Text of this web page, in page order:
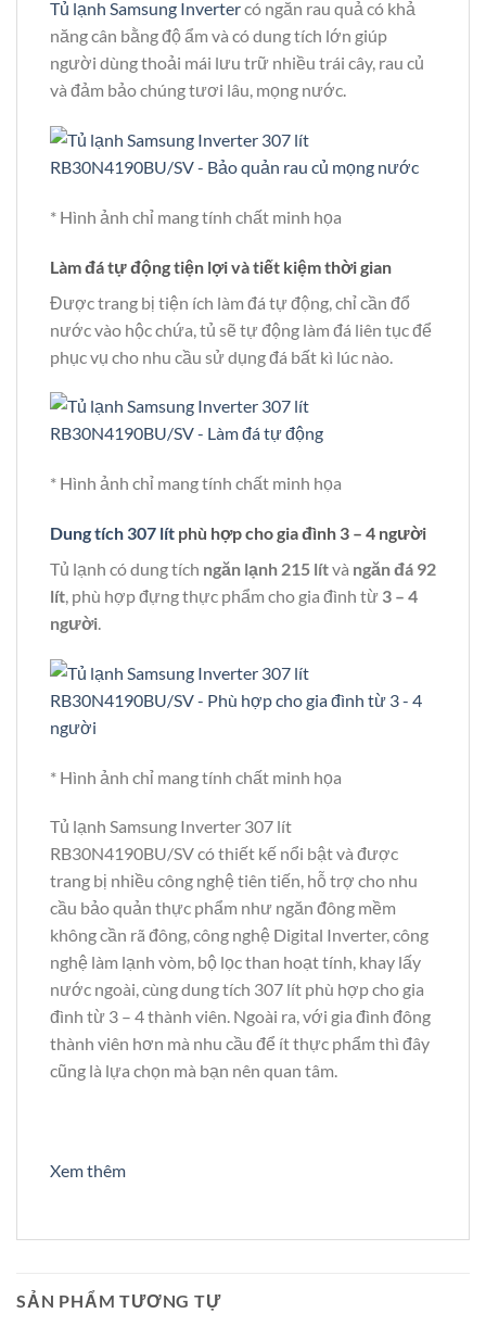
Tủ lạnh Samsung Invertercó ngăn rau quả có khả
năng cân bằng độ ẩm và có dung tích lớn giúp
người dùng thoải mái lưu trữ nhiều trái cây, rau củ
và đảm bảo chúng tươi lâu, mọng nước.
* Hình ảnh chỉ mang tính chất minh họa
Làm đá tự động tiện lợi và tiết kiệm thời gian
Được trang bị tiện ích làm đá tự động, chỉ cần đổ
nước vào hộc chứa, tủ sẽ tự động làm đá liên tục để
phục vụ cho nhu cầu sử dụng đá bất kì lúc nào.
* Hình ảnh chỉ mang tính chất minh họa
Dung tích 307 lít phù hợp cho gia đình 3 – 4 người
Tủ lạnh có dung tích ngăn lạnh 215 lítvà ngăn đá 92
lít, phù hợp đựng thực phẩm cho gia đình từ 3 – 4
người.
* Hình ảnh chỉ mang tính chất minh họa
Tủ lạnh Samsung Inverter 307 lít
RB30N4190BU/SV có thiết kế nổi bật và được
trang bị nhiều công nghệ tiên tiến, hỗ trợ cho nhu
cầu bảo quản thực phẩm như ngăn đông mềm
không cần rã đông, công nghệ Digital Inverter, công
nghệ làm lạnh vòm, bộ lọc than hoạt tính, khay lấy
nước ngoài, cùng dung tích 307 lít phù hợp cho gia
đình từ 3 – 4 thành viên. Ngoài ra, với gia đình đông
thành viên hơn mà nhu cầu để ít thực phẩm thì đây
cũng là lựa chọn mà bạn nên quan tâm.
Xem thêm
SẢN PHẨM TƯƠNG TỰ